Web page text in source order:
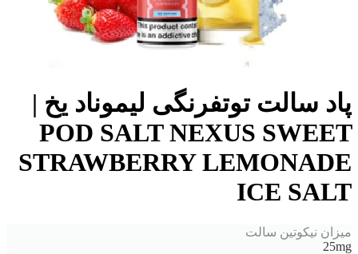
پاد سالت توتفرنگی لیموناد یخ |
POD SALT NEXUS SWEET
STRAWBERRY LEMONADE
ICE SALT
میزان نیکوتین سالت
25mg